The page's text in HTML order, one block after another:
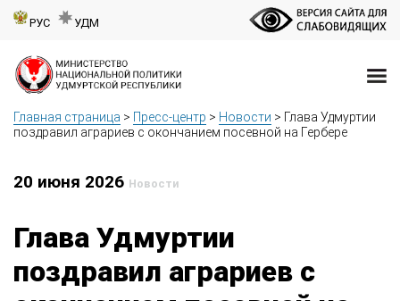
РУС УДМ
Главная страница > Пресс-центр > Новости > Глава Удмуртии
поздравил аграриев с окончанием посевной на Гербере
20 июня 2026 Новости
Глава Удмуртии
поздравил аграриев с